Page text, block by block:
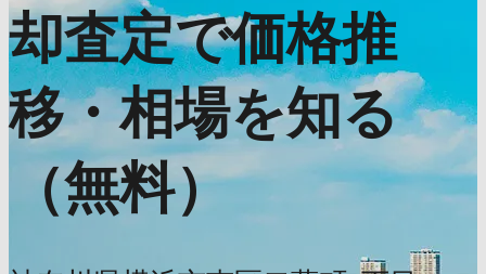
却査定で価格推
移・相場を知る
（無料）